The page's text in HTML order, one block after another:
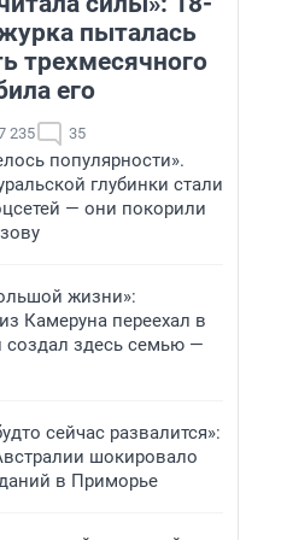
пыталась
трехмесячного
его
235 35
популярности».
глубинки стали
— они покорили
жизни»:
Камеруна переехал в
создал здесь семью —
сейчас развалится»:
шокировало
в Приморье